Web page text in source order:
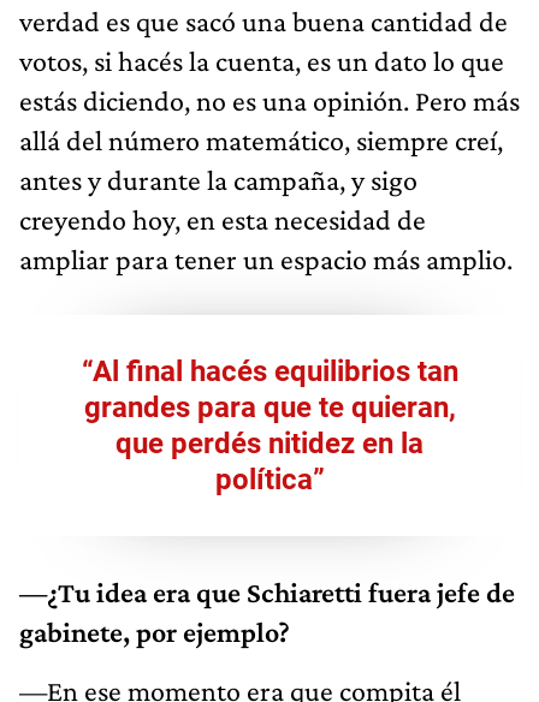
verdad es que sacó una buena cantidad de
votos, si hacés la cuenta, es un dato lo que
estás diciendo, no es una opinión. Pero más
allá del número matemático, siempre creí,
antes y durante la campaña, y sigo
creyendo hoy, en esta necesidad de
ampliar para tener un espacio más amplio.
“Al final hacés equilibrios tan
grandes para que te quieran,
que perdés nitidez en la
política”
—¿Tu idea era que Schiaretti fuera jefe de
gabinete, por ejemplo?
—En ese momento era que compita él